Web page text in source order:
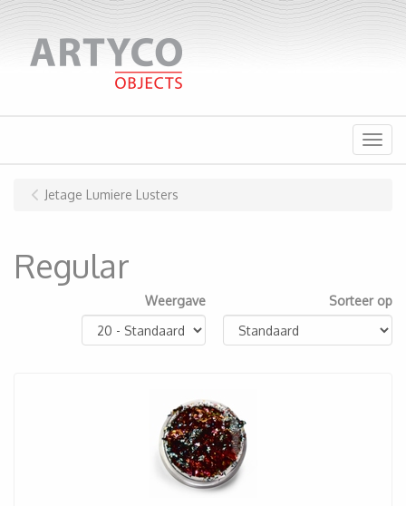
Menu
Jetage Lumiere Lusters
Regular
Weergave Sorteer op